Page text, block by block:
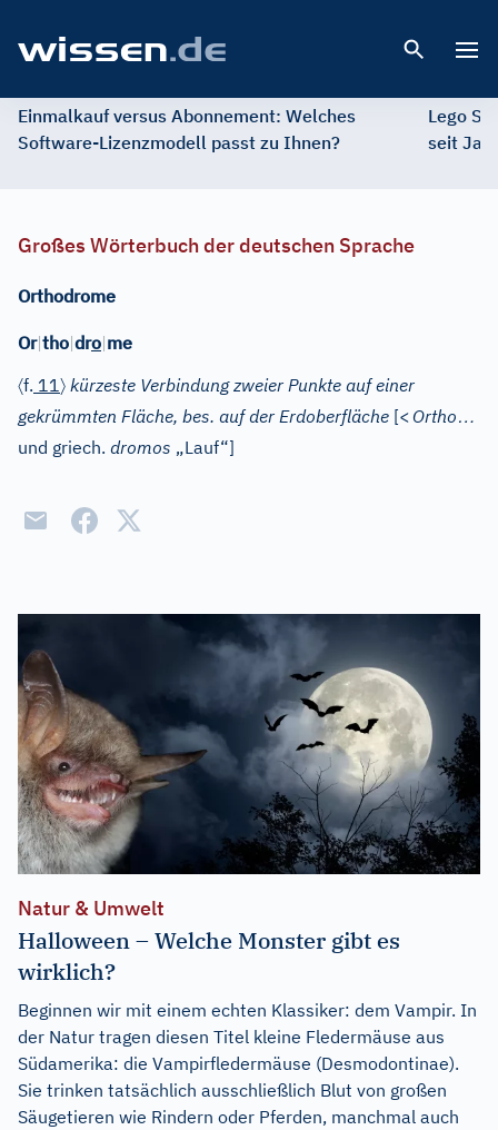
Einmalkauf versus Abonnement: Welches
Software-Lizenzmodell passt zu Ihnen?
Lego
seit
Großes Wörterbuch der deutschen Sprache
Orthodrome
Or|tho|dro|me
〈f. 11〉 kürzeste Verbindung zweier Punkte auf einer
gekrümmten Fläche, bes. auf der Erdoberfläche [<Ortho…
und griech. dromos „Lauf“]
Natur & Umwelt
Halloween – Welche Monster gibt es
wirklich?
Beginnen wir mit einem echten Klassiker: dem Vampir. In
der Natur tragen diesen Titel kleine Fledermäuse aus
Südamerika: die Vampirfledermäuse (Desmodontinae).
Sie trinken tatsächlich ausschließlich Blut von großen
Säugetieren wie Rindern oder Pferden, manchmal auch